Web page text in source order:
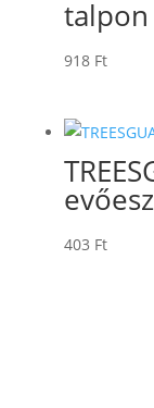
talpon
918 Ft
403 Ft